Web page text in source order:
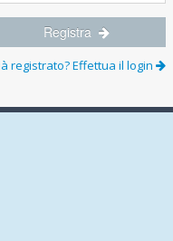
Registra
registrato? Effettua il login